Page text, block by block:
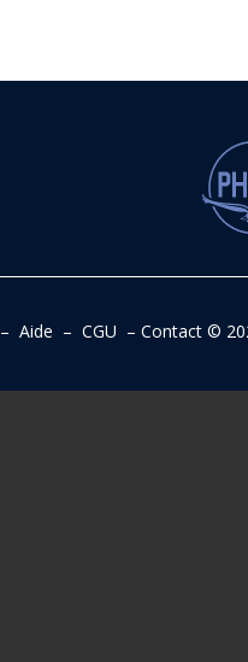
– Aide – CGU – Contact©